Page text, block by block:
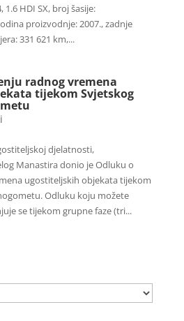
HDI SX, broj šasije:
proizvodnje: 2007., zadnje
331 621 km,...
radnog vremena
tijekom Svjetskog
djelatnosti,
Manastira donio je Odluku o
ugostiteljskih objekata tijekom
Odluku koju možete
se tijekom grupne faze (tri...